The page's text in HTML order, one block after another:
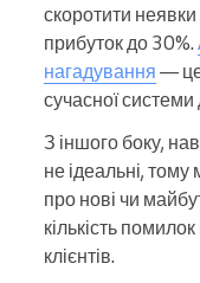
скоротити неявки
прибуток до 30%.
нагадування — це
сучасної системи
З іншого боку,
не ідеальні,
про нові чи
кількість
клієнтів.